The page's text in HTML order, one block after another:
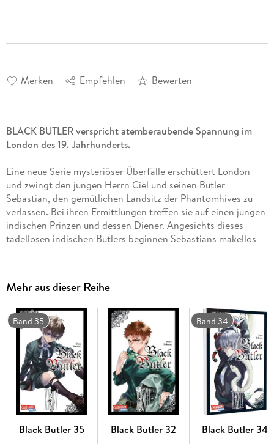
Merken Empfehlen Bewerten
BLACK BUTLER verspricht atemberaubende Spannung im
London des 19. Jahrhunderts.
Eine neue Serie mysteriöser Überfälle erschüttert London
und zwingt den jungen Herrn Ciel und seinen Butler
Sebastian, den gemütlichen Landsitz der Phantomhives zu
verlassen. Bei ihren Ermittlungen treffen sie auf einen jungen
indischen Prinzen und dessen Diener. Angesichts dieses
tadellosen indischen Butlers beginnen Sebastians makellos
Afternoon Tea nicht fehlen darf.
Weitere Informationen:
- empfohlen ab 14 Jahren
- Artbook und Character Guide zum Manga
- Anime auf Netflix
- Anime-DVD/Blu-ray von KAZÉ Anime
- Kinofilm
- Live-Action-Film
- Die Serie gilt als noch nicht abgeschlossen.
Mehr aus dieser Reihe
Band 35
Black Butler 35
Black Butler 32
Band 34
Black Butler 34